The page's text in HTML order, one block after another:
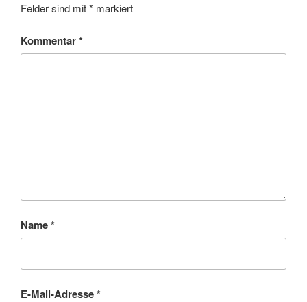
Felder sind mit* markiert
Kommentar*
Name*
E-Mail-Adresse*